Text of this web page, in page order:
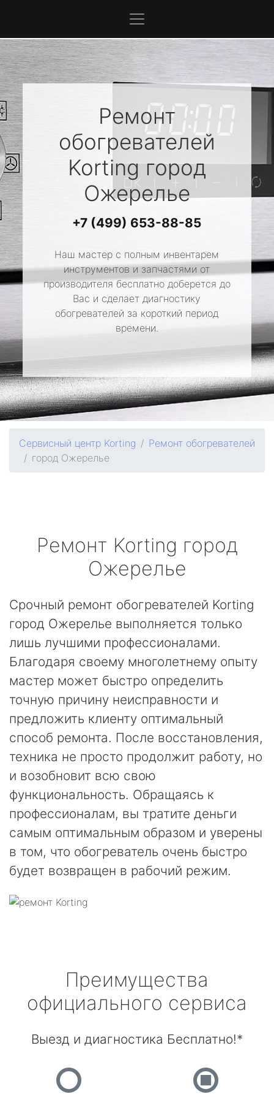
Ремонт
обогревателей
Kortingгород
Ожерелье
+7 (499) 653-88-85
Наш мастер с полным инвентарем
инструментов и запчастями от
производителя бесплатно доберется до
Вас и сделает диагностику
обогревателей за короткий период
времени.
Сервисный центр Korting
Ремонт обогревателей
город Ожерелье
Ремонт Korting город
Ожерелье
Срочный ремонт обогревателей Korting
город Ожерелье выполняется только
лишь лучшими профессионалами.
Благодаря своему многолетнему опыту
мастер может быстро определить
точную причину неисправности и
предложить клиенту оптимальный
способ ремонта. После восстановления,
техника не просто продолжит работу, но
и возобновит всю свою
функциональность. Обращаясь к
профессионалам, вы тратите деньги
самым оптимальным образом и уверены
в том, что обогреватель очень быстро
будет возвращен в рабочий режим.
Преимущества
официального сервиса
Выезд и диагностика Бесплатно!*